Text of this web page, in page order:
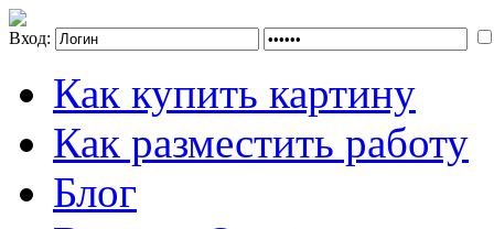
Вход:
Как купить картину
Как разместить работу
Блог